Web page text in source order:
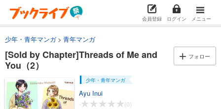
会員登録 ログイン メニュー
少年・青年マンガ 青年マンガ
[Sold by Chapter]Threads of Me and
You（2）
フォロー
少年・青年マンガ
Ayu Inui
-
(0)